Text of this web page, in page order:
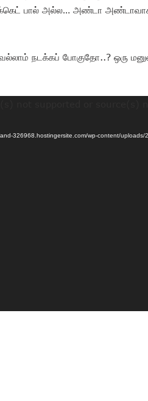
பால் அல்ல… அண்டா
நடக்கப் போகுதோ..? ஒரு
326968.hostingersite.com/wp-content/